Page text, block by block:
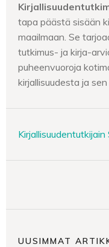
tapa päästä sisään
maailmaan. Se
tutkimus- ja kirja-
puheenvuoroja
kirjallisuudesta ja
Kirjallisuudentutkijain
UUSIMMAT